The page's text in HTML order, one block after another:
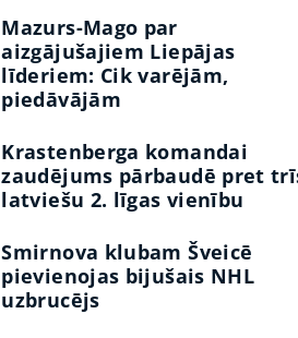
Mazurs-Mago par
aizgājušajiem Liepājas
līderiem: Cik varējām,
piedāvājām
Krastenberga komandai
zaudējums pārbaudē pret
latviešu 2. līgas vienību
Smirnova klubam Šveicē
pievienojas bijušais NHL
uzbrucējs